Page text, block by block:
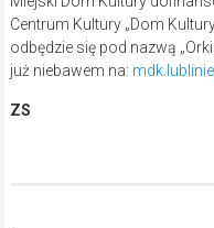
Centrum Kultury „Dom
odbędzie się pod nazwą
już niebawem na:
ZS